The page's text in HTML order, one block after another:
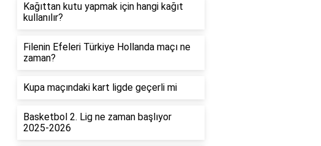
Kağıttan kutu yapmak için hangi kağıt
kullanılır?
Filenin Efeleri Türkiye Hollanda maçı ne
zaman?
Kupa maçındaki kart ligde geçerli mi
Basketbol 2. Lig ne zaman başlıyor
2025-2026